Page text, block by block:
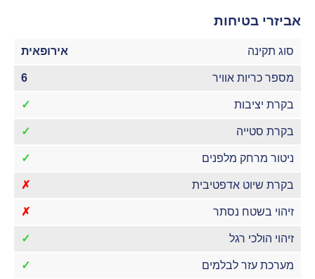
אביזרי בטיחות
סוג תקינה אירופאית
מספר כריות אוויר 6
בקרת יציבות ✓
בקרת סטייה ✓
ניטור מרחק מלפנים ✓
בקרת שיוט אדפטיבית ✗
זיהוי בשטח נסתר ✗
זיהוי הולכי רגל ✓
מערכת עזר לבלמים ✓